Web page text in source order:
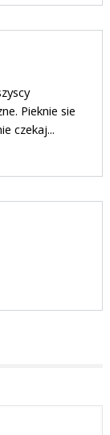
Pieknie sie
czekaj...